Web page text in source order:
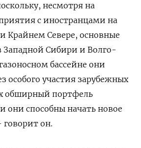
несмотря на
с иностранцами на
Крайнем Севере, основные
Сибири и Волго-
бассейне они
особого участия зарубежных
обширный портфель
они способны начать новое
говорит он.